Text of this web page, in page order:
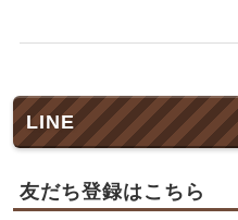
LINE
友だち登録はこちら